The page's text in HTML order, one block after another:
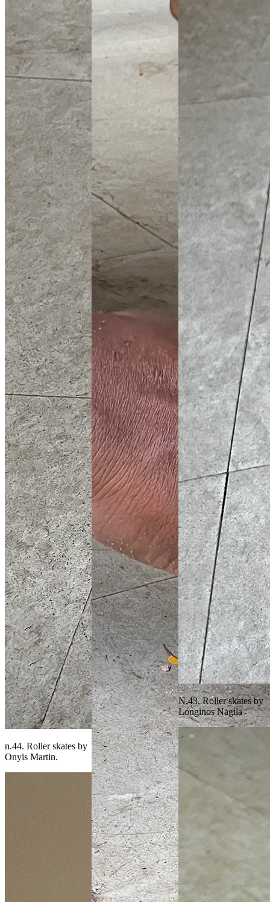
n.44. Roller skates by
Onyis Martin.
N.43. Roller skates by
Longinos Nagila